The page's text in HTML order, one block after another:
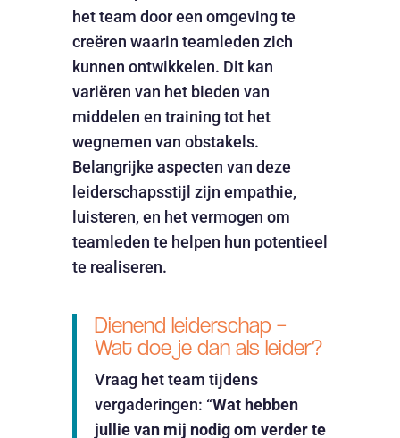
het team door een omgeving te
creëren waarin teamleden zich
kunnen ontwikkelen. Dit kan
variëren van het bieden van
middelen en training tot het
wegnemen van obstakels.
Belangrijke aspecten van deze
leiderschapsstijl zijn empathie,
luisteren, en het vermogen om
teamleden te helpen hun potentieel
te realiseren.
Dienend leiderschap –
Wat doe je dan als leider?
Vraag het team tijdens
vergaderingen: “Wat hebben
jullie van mij nodig om verder te